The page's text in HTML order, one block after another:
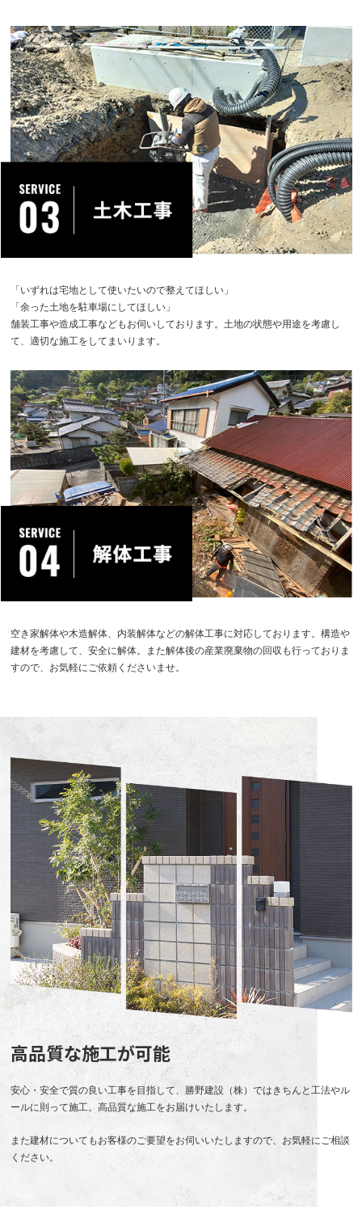
「いずれは宅地として使いたいので整えてほしい」
「余った土地を駐車場にしてほしい」
舗装工事や造成工事などもお伺いしております。土地の状態や用途を考慮し
て、適切な施工をしてまいります。
空き家解体や木造解体、内装解体などの解体工事に対応しております。構造や
建材を考慮して、安全に解体。また解体後の産業廃棄物の回収も行っておりま
すので、お気軽にご依頼くださいませ。
高品質な施工が可能
安心・安全で質の良い工事を目指して、勝野建設（株）ではきちんと工法やル
ールに則って施工。高品質な施工をお届けいたします。
また建材についてもお客様のご要望をお伺いいたしますので、お気軽にご相談
ください。